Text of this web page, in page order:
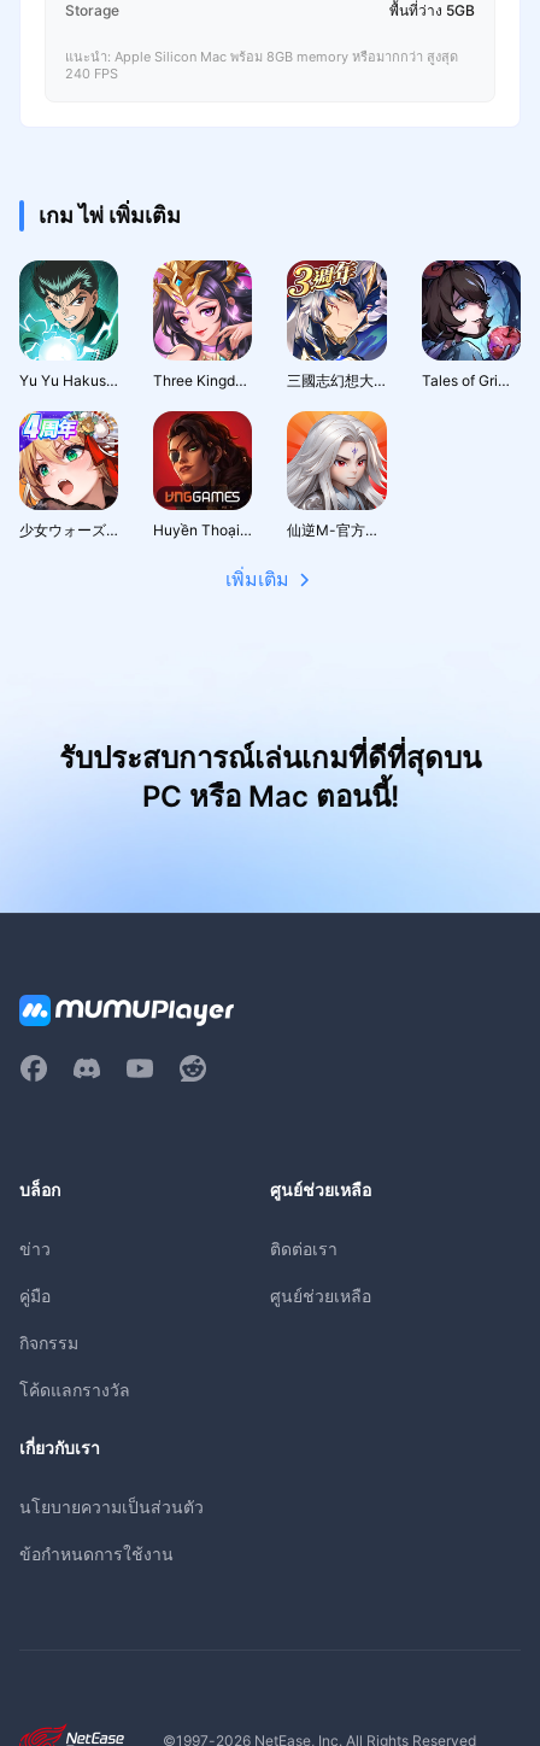
Storage พื้นที่ว่าง 5GB
แนะนำ: Apple Silicon Mac พร้อม 8GB memory หรือมากกว่า สูงสุด
240 FPS
เกม ไพ่ เพิ่มเติม
Yu Yu Hakusho · Slugfest Three Kingdoms: Hero Wars 三國志幻想大陸：新世界服 Tales of Grimm-Thai
少女ウォーズ: 幻想天下統一戦 Huyền Thoại Runeterra 仙逆M-官方正版授權
เพิ่มเติม
รับประสบการณ์เล่นเกมที่ดีที่สุดบน
PC หรือ Mac ตอนนี้!
บล็อก
ข่าว
คู่มือ
กิจกรรม
โค้ดแลกรางวัล
ศูนย์ช่วยเหลือ
ติดต่อเรา
ศูนย์ช่วยเหลือ
เกี่ยวกับเรา
นโยบายความเป็นส่วนตัว
ข้อกำหนดการใช้งาน
©1997-2026NetEase, Inc. All Rights Reserved